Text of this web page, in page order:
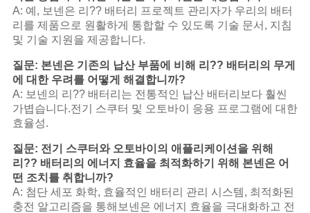
A: 예, 보넨은 리?? 배터리 프로젝트 관리자가 우리의 배터
리를 제품으로 원활하게 통합할 수 있도록 기술 문서, 지침
및 기술 지원을 제공합니다.
질문: 본넨은 기존의 납산 부품에 비해 리?? 배터리의 무게
에 대한 우려를 어떻게 해결합니까?
A: 보넨의 리?? 배터리는 전통적인 납산 배터리보다 훨씬
가볍습니다.전기 스쿠터 및 오토바이 응용 프로그램에 대한
효율성.
질문: 전기 스쿠터와 오토바이의 애플리케이션을 위해
리?? 배터리의 에너지 효율을 최적화하기 위해 본넨은 어
떤 조치를 취합니까?
A: 첨단 세포 화학, 효율적인 배터리 관리 시스템, 최적화된
충전 알고리즘을 통해보넨은 에너지 효율을 극대화하고 전